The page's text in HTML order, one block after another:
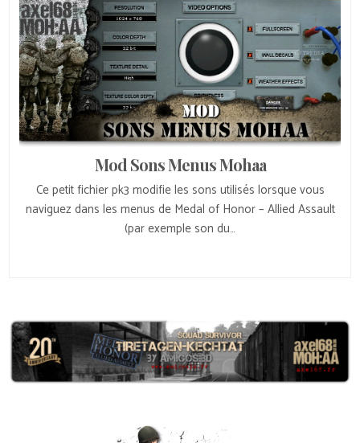
Mod Sons Menus Mohaa
Ce petit fichier pk3 modifie les sons utilisés lorsque vous
naviguez dans les menus de Medal of Honor – Allied Assault
(par exemple son du…